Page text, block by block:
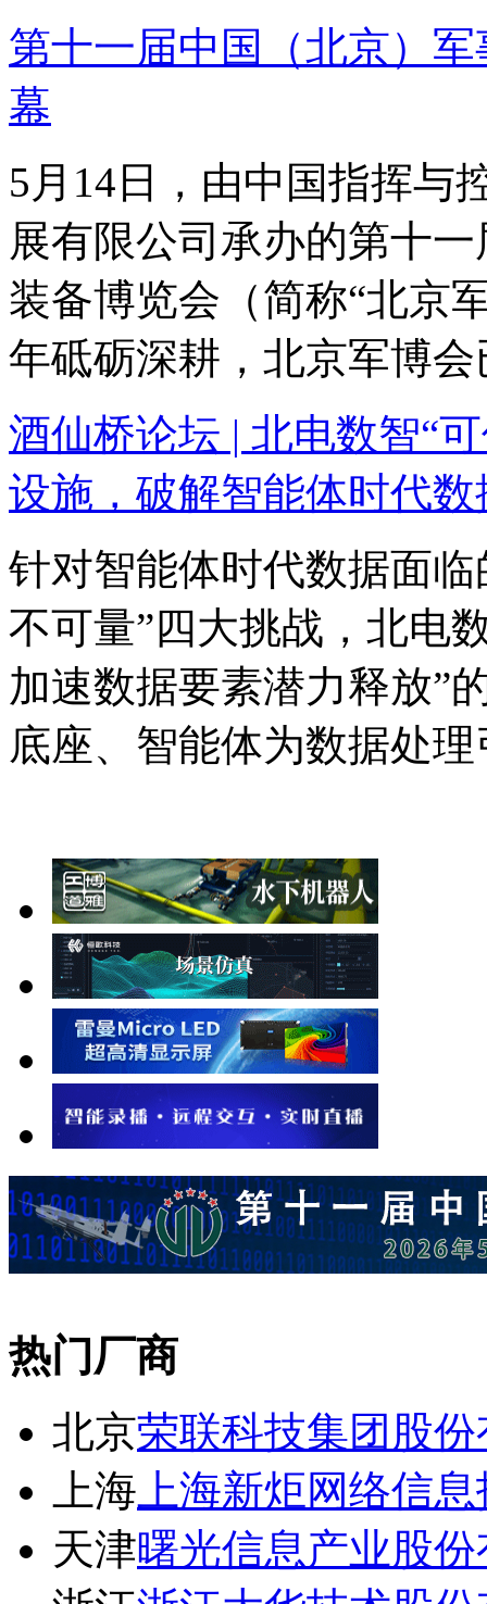
第十一届中国（北京）
幕
5月14日，由中国指挥与
展有限公司承办的第十
装备博览会（简称“北京
年砥砺深耕，北京军博
酒仙桥论坛 | 北电数智“
设施，破解智能体时代数
针对智能体时代数据面
不可量”四大挑战，北电
加速数据要素潜力释放”
底座、智能体为数据处
热门厂商
北京荣联科技集团股
上海 上海新炬网络信
天津曙光信息产业股